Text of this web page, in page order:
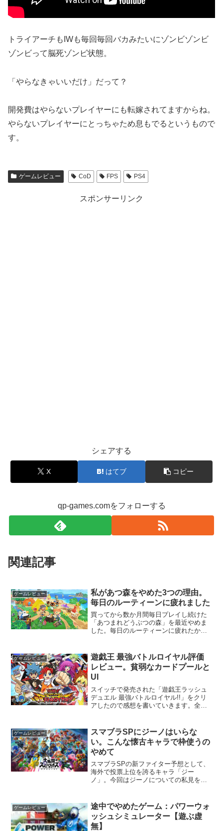
トライアーチもIWも毎回毎回バカみたいにゾンビゾンビ
ゾンビって脳死ゾンビ状態。
「やらなきゃいいだけ」だって？
開発費はやらないプレイヤーにも転嫁されてますからね。
やらないプレイヤーにとっちゃため息もでるというもので
す。
ゲームレビュー CoD FPS PS4
スポンサーリンク
シェアする
X はてブ コピー
qp-games.comをフォローする
関連記事
ゲームレビュー
私があつ森をやめた3つの理由。
毎日のルーティーンに疲れました
買ってから数か月間毎日プレイし続けた
「あつまれどうぶつの森」を最近やめま
した。毎日のルーティーンに疲れたから
て、ついにやめてしまいました。飽きと
は少し違う気がします。今回...
ゲームレビュー
遊戯王 最強バトルロイヤル評価
レビュー。貧弱なカードプールと
UI
スイッチで発売された「遊戯王ラッシュ
デュエル 最強バトルロイヤル!!」をクリ
アしたので感想を書いていきます。全体
デートがあったようです。一部改善され
ているところもあるの...
ゲームレビュー
スマブラSPにジーノはいらな
い。こんな懐古キャラで枠使うの
やめて
スマブラSPの新ファイター予想として、
海外で投票上位を誇るキャラ「ジー
ノ」。今回はジーノについての私見を述
記事を書いています。そもそもなんでジ
ーノこんなに人気なの？ま...
ゲームレビュー
途中でやめたゲーム：パワーウォ
ッシュシミュレーター【遊ぶ虚
無】